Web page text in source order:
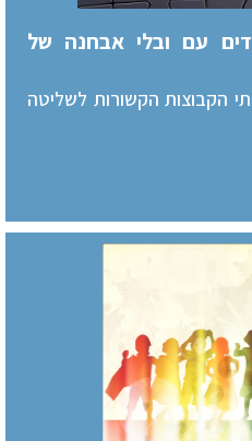
עם ובלי אבחנה של
הקבוצות הקשורות לשליטה